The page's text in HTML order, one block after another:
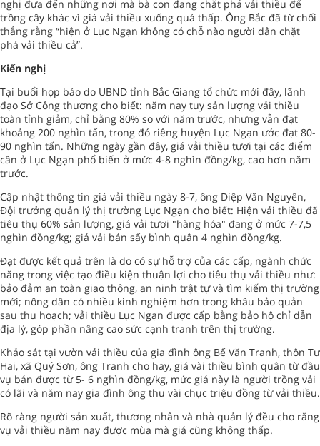
nghị đưa đến những nơi mà bà con đang chặt phá vải thiều để
trồng cây khác vì giá vải thiều xuống quá thấp. Ông Bắc đã từ chối
thẳng rằng “hiện ở Lục Ngạn không có chỗ nào người dân chặt
phá vải thiều cả”.
Kiến nghị
Tại buổi họp báo do UBND tỉnh Bắc Giang tổ chức mới đây, lãnh
đạo Sở Công thương cho biết: năm nay tuy sản lượng vải thiều
toàn tỉnh giảm, chỉ bằng 80% so với năm trước, nhưng vẫn đạt
khoảng 200 nghìn tấn, trong đó riêng huyện Lục Ngạn ước đạt 80-
90 nghìn tấn. Những ngày gần đây, giá vải thiều tươi tại các điểm
cân ở Lục Ngạn phổ biến ở mức 4-8 nghìn đồng/kg, cao hơn năm
trước.
Cập nhật thông tin giá vải thiều ngày 8-7, ông Diệp Văn Nguyên,
Đội trưởng quản lý thị trường Lục Ngạn cho biết: Hiện vải thiều đã
tiêu thụ 60% sản lượng, giá vải tươi "hàng hóa" đang ở mức 7-7,5
nghìn đồng/kg; giá vải bán sấy bình quân 4 nghìn đồng/kg.
Đạt được kết quả trên là do có sự hỗ trợ của các cấp, ngành chức
năng trong việc tạo điều kiện thuận lợi cho tiêu thụ vải thiều như:
bảo đảm an toàn giao thông, an ninh trật tự và tìm kiếm thị trường
mới; nông dân có nhiều kinh nghiệm hơn trong khâu bảo quản
sau thu hoạch; vải thiều Lục Ngạn được cấp bằng bảo hộ chỉ dẫn
địa lý, góp phần nâng cao sức cạnh tranh trên thị trường.
Khảo sát tại vườn vải thiều của gia đình ông Bế Văn Tranh, thôn Tư
Hai, xã Quý Sơn, ông Tranh cho hay, giá vài thiều bình quân từ đầu
vụ bán được từ 5- 6 nghìn đồng/kg, mức giá này là người trồng vải
có lãi và năm nay gia đình ông thu vài chục triệu đồng từ vải thiều.
Rõ ràng người sản xuất, thương nhân và nhà quản lý đều cho rằng
vụ vải thiều năm nay được mùa mà giá cũng không thấp.